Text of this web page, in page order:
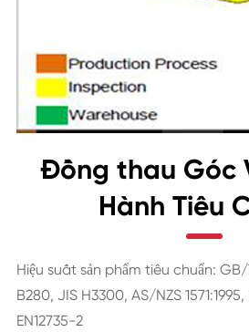
Đồng thau Góc
Hành Tiêu
Hiệu suất sản phẩm tiêu chuẩn: GB/
B280, JIS H3300, AS/NZS
EN12735-2